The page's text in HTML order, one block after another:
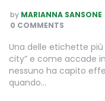
POSTED
BY
by MARIANNA SANSONE
0 COMMENTS
Una delle etichette
city” e come accade
nessuno ha capito
quando…